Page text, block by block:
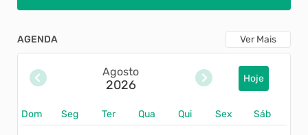
AGENDA Ver Mais
Agosto
2026 Hoje
Dom Seg Ter Qua Qui Sex Sáb